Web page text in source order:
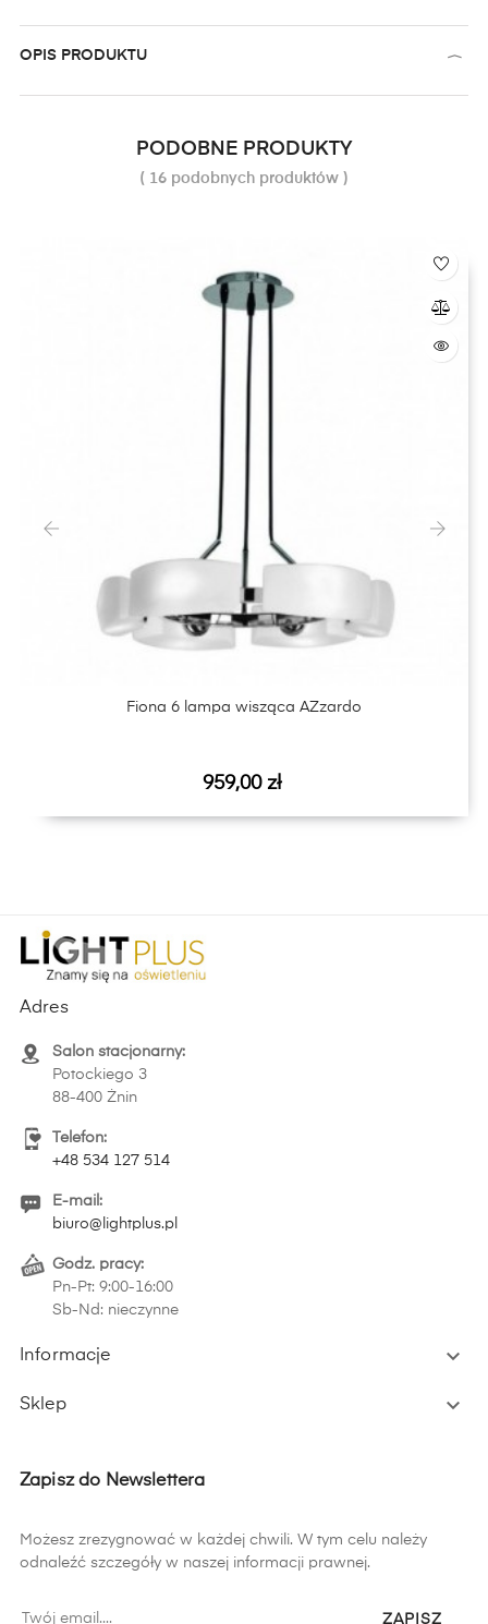
OPIS PRODUKTU
PODOBNE PRODUKTY
( 16 podobnych produktów )
Fiona 6 lampa wisząca AZzardo
Cena
959,00 zł
Adres
Salon stacjonarny:
Potockiego 3
88-400 Żnin
Telefon:
+48 534 127 514
E-mail:
biuro@lightplus.pl
Godz. pracy:
Pn-Pt: 9:00-16:00
Sb-Nd: nieczynne
Informacje 
Sklep 
Zapisz do Newslettera
Możesz zrezygnować w każdej chwili. W tym celu należy
odnaleźć szczegóły w naszej informacji prawnej.
ZAPISZ